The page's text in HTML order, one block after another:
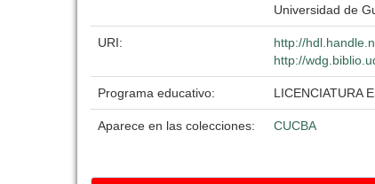
Universidad de
URI:
http://
http://
Programa educativo: LICENCIATURA
Aparece en las colecciones: CUCBA